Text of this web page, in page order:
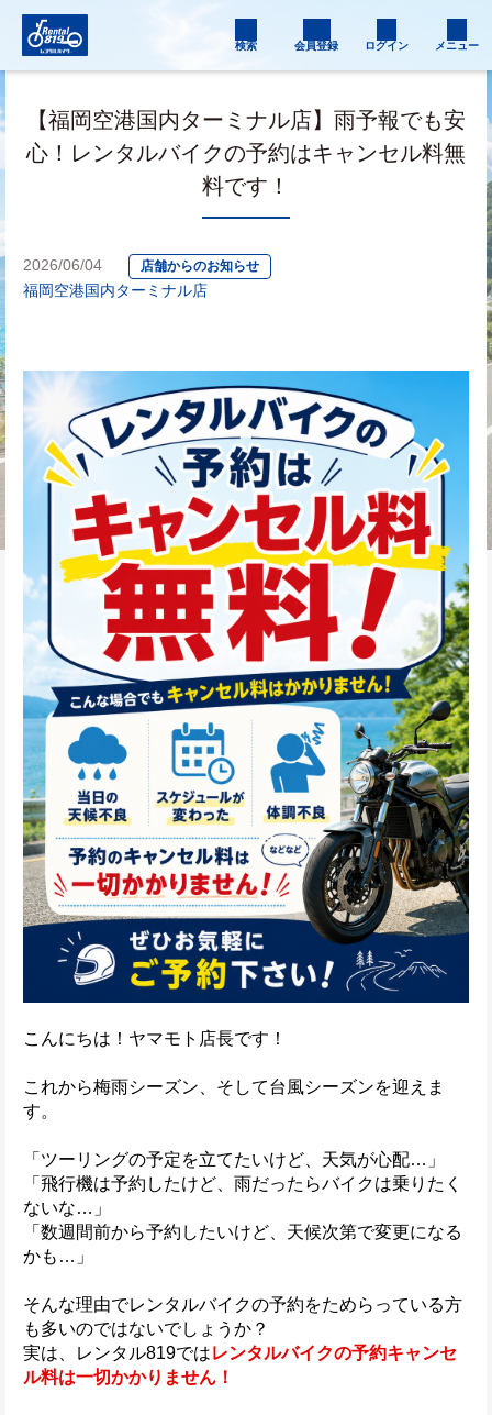
検索 会員登録 ログイン メニュー
【福岡空港国内ターミナル店】雨予報でも安
心！レンタルバイクの予約はキャンセル料無
料です！
2026/06/04 店舗からのお知らせ
福岡空港国内ターミナル店
こんにちは！ヤマモト店長です！
これから梅雨シーズン、そして台風シーズンを迎えま
す。
「ツーリングの予定を立てたいけど、天気が心配…」
「飛行機は予約したけど、雨だったらバイクは乗りたく
ないな…」
「数週間前から予約したいけど、天候次第で変更になる
かも…」
そんな理由でレンタルバイクの予約をためらっている方
も多いのではないでしょうか？
実は、レンタル819ではレンタルバイクの予約キャンセ
ル料は一切かかりません！